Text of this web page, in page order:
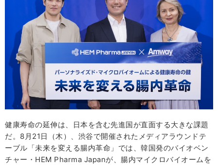
健康寿命の延伸は、日本を含む先進国が直面する大きな課題
だ。8月21日（木）、渋谷で開催されたメディアラウンドテ
ーブル「未来を変える腸内革命」では、韓国発のバイオベン
チャー・HEM Pharma Japanが、腸内マイクロバイオームを